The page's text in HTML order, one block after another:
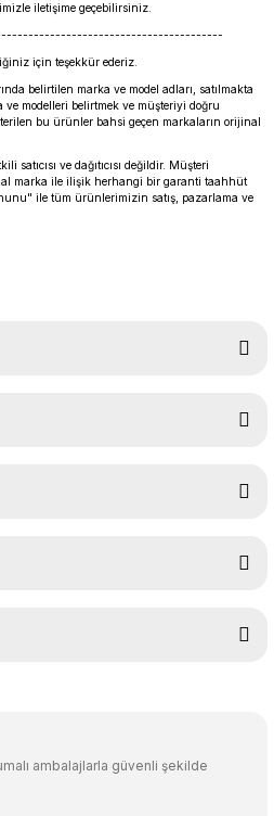
iletişime geçebilirsiniz.
için teşekkür ederiz.
belirtilen marka ve model adları, satılmakta
modelleri belirtmek ve müşteriyi doğru
bu ürünler bahsi geçen markaların orijinal
ve dağıtıcısı değildir. Müşteri
marka ile ilişik herhangi bir garanti taahhüt
ile tüm ürünlerimizin satış, pazarlama ve
noktaları öneri formunu kullanarak
görüntülenemiyor.
bulunuyor.
ambalajlarla güvenli şekilde